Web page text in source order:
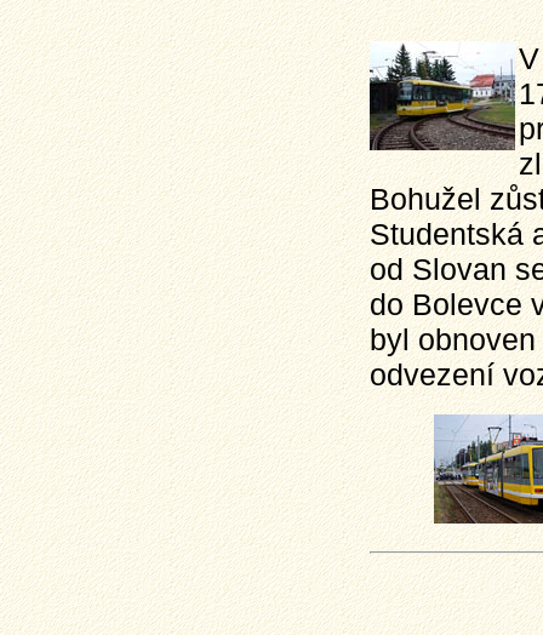
Bohužel
Studentská
od Slovan
do Bolevce
byl
odvezení